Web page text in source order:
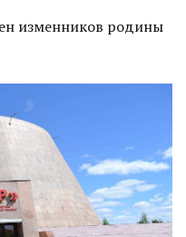
изменников родины